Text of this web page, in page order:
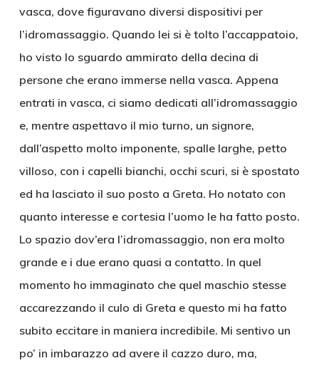
vasca, dove figuravano diversi dispositivi per
l’idromassaggio. Quando lei si è tolto l’accappatoio,
ho visto lo sguardo ammirato della decina di
persone che erano immerse nella vasca. Appena
entrati in vasca, ci siamo dedicati all’idromassaggio
e, mentre aspettavo il mio turno, un signore,
dall’aspetto molto imponente, spalle larghe, petto
villoso, con i capelli bianchi, occhi scuri, si è spostato
ed ha lasciato il suo posto a Greta. Ho notato con
quanto interesse e cortesia l’uomo le ha fatto posto.
Lo spazio dov’era l’idromassaggio, non era molto
grande e i due erano quasi a contatto. In quel
momento ho immaginato che quel maschio stesse
accarezzando il culo di Greta e questo mi ha fatto
subito eccitare in maniera incredibile. Mi sentivo un
po’ in imbarazzo ad avere il cazzo duro, ma,